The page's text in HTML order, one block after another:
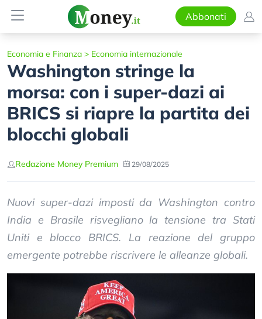
Abbonati
Economia e Finanza > Economia internazionale
Washington stringe la
morsa: con i super-dazi ai
BRICS si riapre la partita dei
blocchi globali
Redazione Money Premium 29/08/2025
Nuovi super-dazi imposti da Washington contro
India e Brasile risvegliano la tensione tra Stati
Uniti e blocco BRICS. La reazione del gruppo
emergente potrebbe riscrivere le alleanze globali.